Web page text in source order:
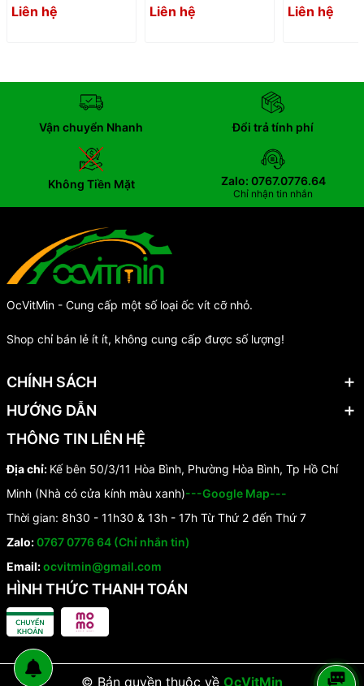
Liên hệ Liên hệ Liên hệ
Vận chuyển Nhanh Đổi trả tính phí
Không Tiền Mặt Zalo: 0767.0776.64
Chỉ nhận tin nhắn
OcVitMin - Cung cấp một số loại ốc vít cỡ nhỏ.
Shop chỉ bán lẻ ít ít, không cung cấp được số lượng!
CHÍNH SÁCH
HƯỚNG DẪN
THÔNG TIN LIÊN HỆ
Địa chỉ: Kế bên 50/3/11 Hòa Bình, Phường Hòa Bình, Tp Hồ Chí
Minh (Nhà có cửa kính màu xanh)---Google Map---
Thời gian: 8h30 - 11h30 & 13h - 17h Từ Thứ 2 đến Thứ 7
Zalo:0767 0776 64 (Chỉ nhắn tin)
Email:ocvitmin@gmail.com
HÌNH THỨC THANH TOÁN
© Bản quyền thuộc về OcVitMin